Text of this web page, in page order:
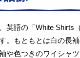
英語の「White Shirts
。もともとは白の長
や色つきのワイシャ